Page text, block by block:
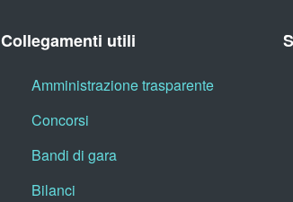
Collegamenti utili
Amministrazione trasparente
Concorsi
Bandi di gara
Bilanci